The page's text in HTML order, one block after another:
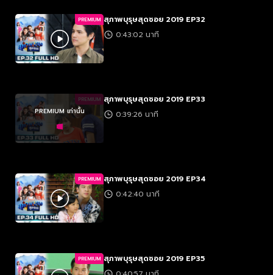
PREMIUM สุภาพบุรุษสุดซอย 2019 EP32
0:43:02 นาที
PREMIUM
PREMIUM เท่านั้น
สุภาพบุรุษสุดซอย 2019 EP33
0:39:26 นาที
PREMIUM สุภาพบุรุษสุดซอย 2019 EP34
0:42:40 นาที
PREMIUM สุภาพบุรุษสุดซอย 2019 EP35